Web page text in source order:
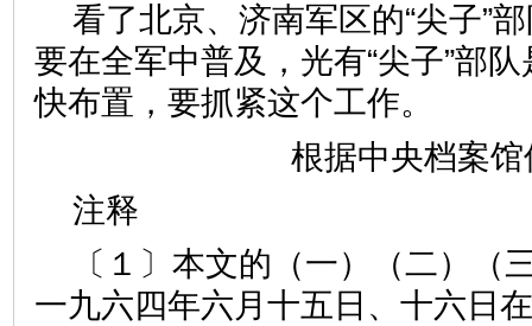
看了北京、济南军区的“尖子”
要在全军中普及，光有“尖子”部
快布置，要抓紧这个工作。
根据中央档案
注释
〔１〕本文的（一）（二）（
一九六四年六月十五日、十六日